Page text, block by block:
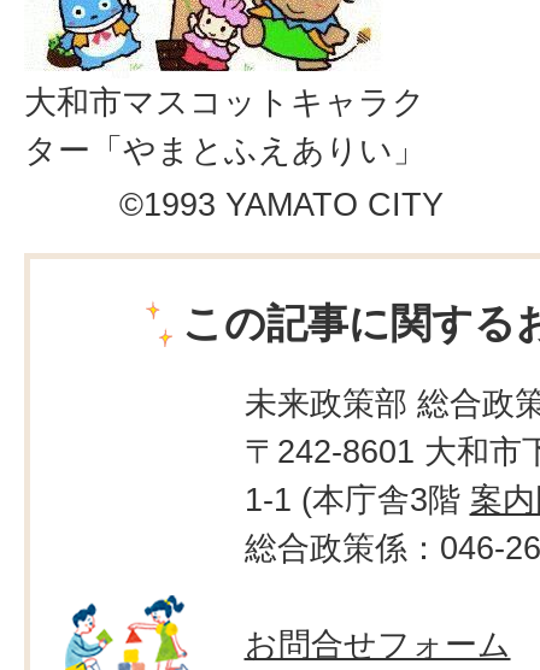
大和市マスコットキャラク
ター「やまとふえありい」
©1993 YAMATO CITY
この記事に関する
未来政策部 総合政
〒242-8601 大和市
1-1 (本庁舎3階 案
総合政策係：046-
お問合せフォーム